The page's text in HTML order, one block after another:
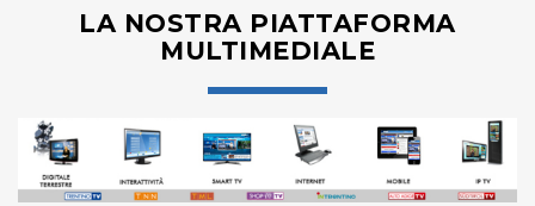
LA NOSTRA PIATTAFORMA
MULTIMEDIALE